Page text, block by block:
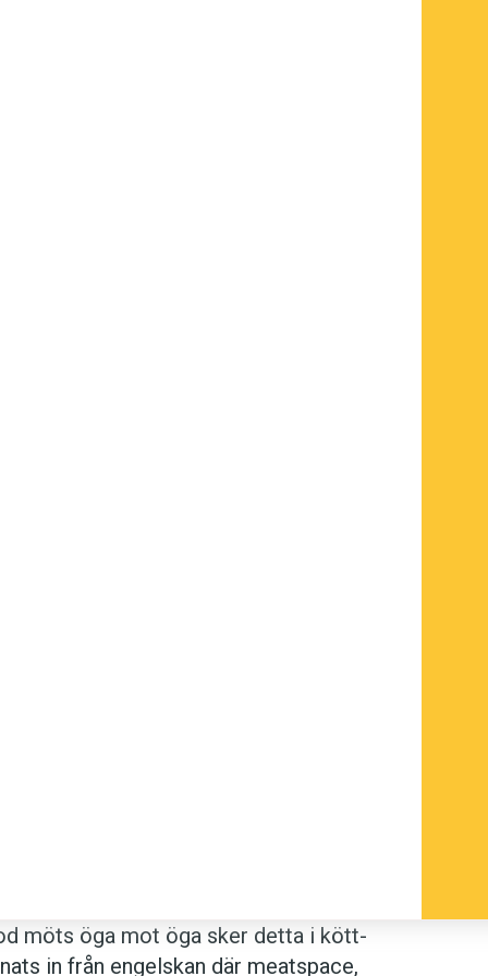
möts öga mot öga sker detta i kött­
in från engelskan där meatspace,